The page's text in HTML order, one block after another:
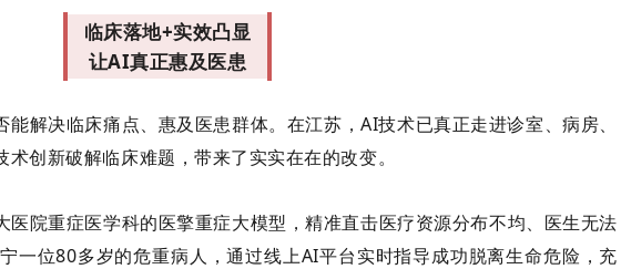
临床落地+实效凸显
让AI真正惠及医患
解决临床痛点、惠及医患群体。在江苏，AI技术已真正走进诊室、病房、
创新破解临床难题，带来了实实在在的改变。
院重症医学科的医擎重症大模型，精准直击医疗资源分布不均、医生无法
一位80多岁的危重病人，通过线上AI平台实时指导成功脱离生命危险，充